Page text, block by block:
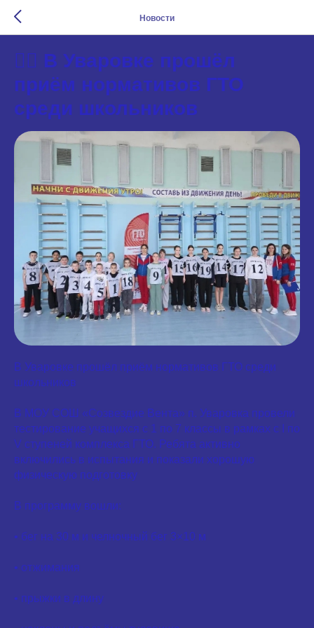
Новости
🏃‍♂️ В Уваровке прошёл
приём нормативов ГТО
среди школьников
В Уваровке прошёл приём нормативов ГТО среди
школьников
В МОУ СОШ «Созвездие Вента» п. Уваровка провели
тестирование учащихся с 1 по 7 классы в рамках с I по
V ступеней комплекса ГТО. Ребята активно
включились в испытания и показали хорошую
физическую подготовку
В программу вошли:
• бег на 30 м и челночный бег 3×10 м
• отжимания
• прыжки в длину